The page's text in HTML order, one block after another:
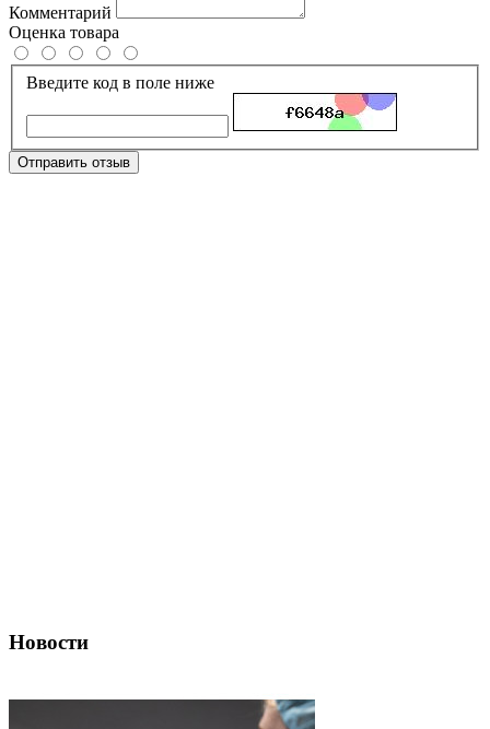
Комментарий
Оценка товара
Введите код в поле ниже
Отправить отзыв
Новости